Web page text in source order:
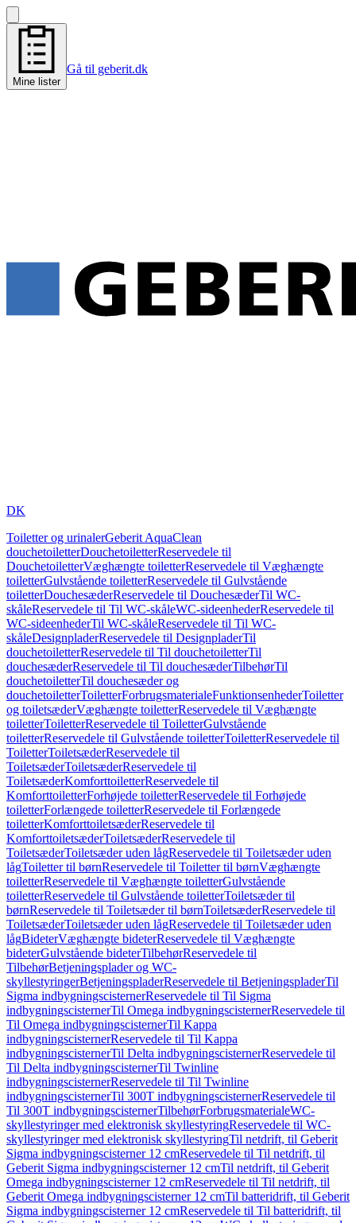
Mine lister
Gå til geberit.dk
DK
Toiletter og urinalerGeberit AquaClean
douchetoiletterDouchetoiletterReservedele til
DouchetoiletterVæghængte toiletterReservedele til Væghængte
toiletterGulvstående toiletterReservedele til Gulvstående
toiletterDouchesæderReservedele til DouchesæderTil WC-
skåleReservedele til Til WC-skåleWC-sideenhederReservedele til
WC-sideenhederTil WC-skåleReservedele til Til WC-
skåleDesignpladerReservedele til DesignpladerTil
douchetoiletterReservedele til Til douchetoiletterTil
douchesæderReservedele til Til douchesæderTilbehørTil
douchetoiletterTil douchesæder og
douchetoiletterToiletterForbrugsmaterialeFunktionsenhederToiletter
og toiletsæderVæghængte toiletterReservedele til Væghængte
toiletterToiletterReservedele til ToiletterGulvstående
toiletterReservedele til Gulvstående toiletterToiletterReservedele til
ToiletterToiletsæderReservedele til
ToiletsæderToiletsæderReservedele til
ToiletsæderKomforttoiletterReservedele til
KomforttoiletterForhøjede toiletterReservedele til Forhøjede
toiletterForlængede toiletterReservedele til Forlængede
toiletterKomforttoiletsæderReservedele til
KomforttoiletsæderToiletsæderReservedele til
ToiletsæderToiletsæder uden lågReservedele til Toiletsæder uden
lågToiletter til børnReservedele til Toiletter til børnVæghængte
toiletterReservedele til Væghængte toiletterGulvstående
toiletterReservedele til Gulvstående toiletterToiletsæder til
børnReservedele til Toiletsæder til børnToiletsæderReservedele til
ToiletsæderToiletsæder uden lågReservedele til Toiletsæder uden
lågBideterVæghængte bideterReservedele til Væghængte
bideterGulvstående bideterTilbehørReservedele til
TilbehørBetjeningsplader og WC-
skyllestyringerBetjeningspladerReservedele til BetjeningspladerTil
Sigma indbygningscisternerReservedele til Til Sigma
indbygningscisternerTil Omega indbygningscisternerReservedele til
Til Omega indbygningscisternerTil Kappa
indbygningscisternerReservedele til Til Kappa
indbygningscisternerTil Delta indbygningscisternerReservedele til
Til Delta indbygningscisternerTil Twinline
indbygningscisternerReservedele til Til Twinline
indbygningscisternerTil 300T indbygningscisternerReservedele til
Til 300T indbygningscisternerTilbehørForbrugsmaterialeWC-
skyllestyringer med elektronisk skyllestyringReservedele til WC-
skyllestyringer med elektronisk skyllestyringTil netdrift, til Geberit
Sigma indbygningscisterner 12 cmReservedele til Til netdrift, til
Geberit Sigma indbygningscisterner 12 cmTil netdrift, til Geberit
Omega indbygningscisterner 12 cmReservedele til Til netdrift, til
Geberit Omega indbygningscisterner 12 cmTil batteridrift, til Geberit
Sigma indbygningscisterner 12 cmReservedele til Til batteridrift, til